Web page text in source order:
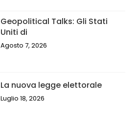
Geopolitical Talks: Gli Stati
Uniti di
Agosto 7, 2026
La nuova legge elettorale
Luglio 18, 2026